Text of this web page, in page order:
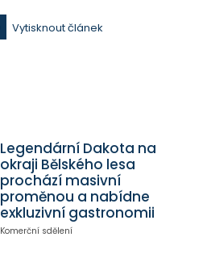
Vytisknout článek
Legendární Dakota na
okraji Bělského lesa
prochází masivní
proměnou a nabídne
exkluzivní gastronomii
Komerční sdělení